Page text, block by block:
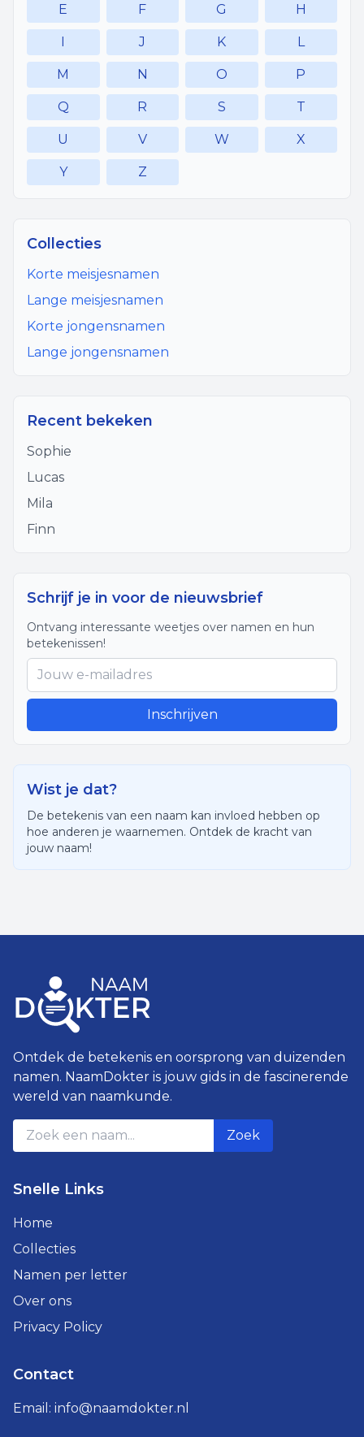
E F G H
I J K L
M N O P
Q R S T
U V W X
Y Z
Collecties
Korte meisjesnamen
Lange meisjesnamen
Korte jongensnamen
Lange jongensnamen
Recent bekeken
Sophie
Lucas
Mila
Finn
Schrijf je in voor de nieuwsbrief
Ontvang interessante weetjes over namen en hun
betekenissen!
Inschrijven
Wist je dat?
De betekenis van een naam kan invloed hebben op
hoe anderen je waarnemen. Ontdek de kracht van
jouw naam!
Ontdek de betekenis en oorsprong van duizenden
namen. NaamDokter is jouw gids in de fascinerende
wereld van naamkunde.
Zoek
Snelle Links
Home
Collecties
Namen per letter
Over ons
Privacy Policy
Contact
Email: info@naamdokter.nl